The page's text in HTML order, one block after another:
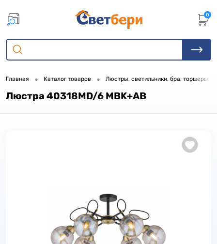
0
Главная • Каталог товаров • Люстры, светильники, бра, торшеры
Люстра 40318MD/6 MBK+AB